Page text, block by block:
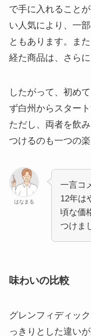
で手に入れること
い人気により、一
ともあります。ま
経た商品は、さら
したがって、初め
ず白州からスター
ただし、両者を飲
つけるのも一つの楽
はなまる
一言コ
12年は
頃な価
つけま
味わいの比較
グレンフィディッ
っきりとした違いが